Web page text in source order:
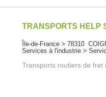
TRANSPORTS HELP
Île-de-France > 78310
Services à l'industrie >
Transports routiers de fret